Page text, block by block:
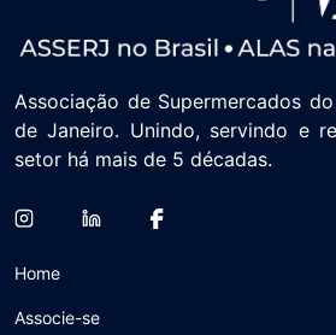
Associação de Supermercados
de Janeiro. Unindo, servindo e
setor há mais de 5 décadas.
Home
Associe-se